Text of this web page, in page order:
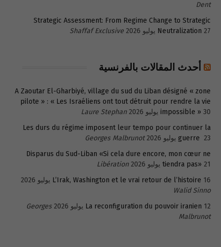
Dent
Strategic Assessment: From Regime Change to Strategic
Neutralization 27 يوليو 2026 Shaffaf Exclusive
أحدث المقالات بالفرنسية
A Zaoutar El-Gharbiyé, village du sud du Liban désigné « zone
pilote » : « Les Israéliens ont tout détruit pour rendre la vie
impossible » 30 يوليو 2026
Laure Stephan
Les durs du régime imposent leur tempo pour continuer la
guerre 23 يوليو 2026
Georges Malbrunot
Disparus du Sud-Liban «Si cela dure encore, mon cœur ne
tiendra pas» 21 يوليو 2026
Libération
L’Irak, Washington et le vrai retour de l’histoire 16 يوليو 2026
Walid Sinno
La reconfiguration du pouvoir iranien 12 يوليو 2026
Georges
Malbrunot